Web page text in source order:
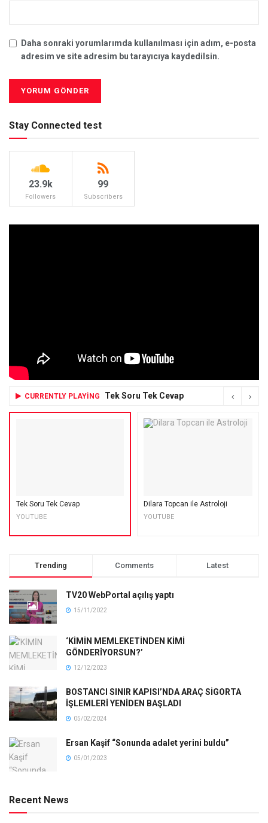
Daha sonraki yorumlarımda kullanılması için adım, e-posta
adresim ve site adresim bu tarayıcıya kaydedilsin.
Stay Connected test
23.9k
Followers
99
Subscribers
CURRENTLY PLAYING Tek Soru Tek Cevap
Tek Soru Tek Cevap
YOUTUBE
Dilara Topcan ile Astroloji
YOUTUBE
Trending Comments Latest
TV20 WebPortal açılış yaptı
15/11/2022
‘KİMİN MEMLEKETİNDEN KİMİ
GÖNDERİYORSUN?’
12/12/2023
BOSTANCI SINIR KAPISI’NDA ARAÇ SİGORTA
İŞLEMLERİ YENİDEN BAŞLADI
05/02/2024
Ersan Kaşif “Sonunda adalet yerini buldu”
05/01/2023
Recent News